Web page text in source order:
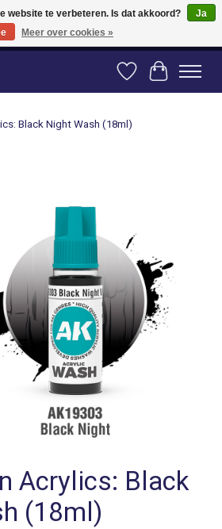
binnen Nederland! Vanaf 100 euro gratis
Verlanglijst
Black Night Wash (18ml)
Acrylics: Black
(18ml)
website te verbeteren. Is dat akkoord?
Ja
Meer over cookies »